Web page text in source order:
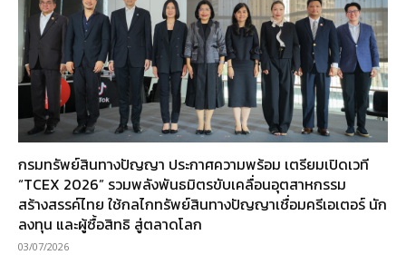
กรมทรัพย์สินทางปัญญา ประกาศความพร้อม เตรียมเปิดเวที
“TCEX 2026” รวมพลังพันธมิตรขับเคลื่อนอุตสาหกรรม
สร้างสรรค์ไทย ใช้กลไกทรัพย์สินทางปัญญาเชื่อมครีเอเตอร์ นัก
ลงทุน และผู้ซื้อสิทธิ สู่ตลาดโลก
03/07/2026